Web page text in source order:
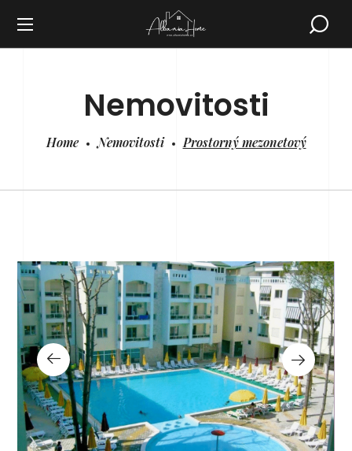
Nemovitosti
Home Nemovitosti Prostorný mezonetový